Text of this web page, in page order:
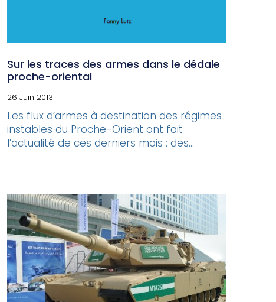
Sur les traces des armes dans le dédale
proche-oriental
26 Juin 2013
Les flux d’armes à destination des régimes
instables du Proche-Orient ont fait
l’actualité de ces derniers mois : des...